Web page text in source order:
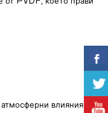
влияния